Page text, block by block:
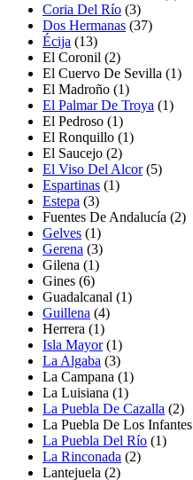
Coria Del Río (3)
Dos Hermanas (37)
Écija (13)
El Coronil (2)
El Cuervo De Sevilla (1)
El Madroño (1)
El Palmar De Troya (1)
El Pedroso (1)
El Ronquillo (1)
El Saucejo (2)
El Viso Del Alcor(5)
Espartinas (1)
Estepa (3)
Fuentes De Andalucía (2)
Gelves (1)
Gerena (3)
Gilena (1)
Gines (6)
Guadalcanal (1)
Guillena (4)
Herrera (1)
Isla Mayor(1)
La Algaba (3)
La Campana (1)
La Luisiana (1)
La Puebla De Cazalla (2)
La Puebla De Los Infantes
La Puebla Del Río (1)
La Rinconada (2)
Lantejuela (2)